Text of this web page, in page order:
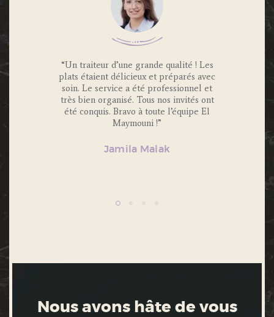
invités
“Un traiteur d’une grande qualité ! Les
plats étaient délicieux et préparés avec
soin. Le service a été professionnel et
très bien organisé. Tous nos invités ont
été conquis. Bravo à toute l’équipe El
Maymouni !”
Jamila Malak
“Nous
Nous avons hâte de vous